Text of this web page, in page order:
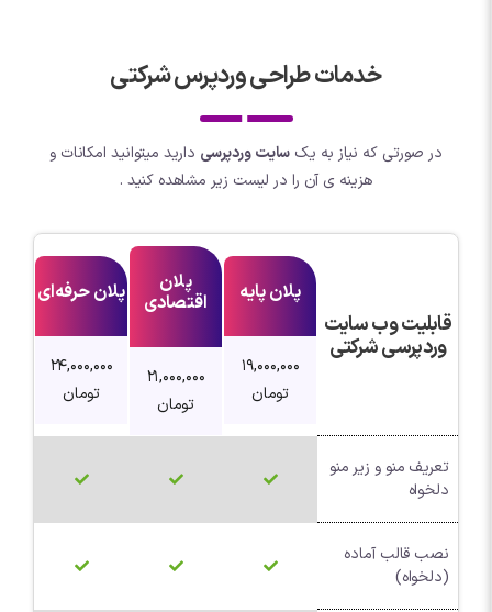
خدمات طراحی وردپرس شرکتی
در صورتی که نیاز به یک سایت وردپرسی دارید میتوانید امکانات و
هزینه ی آن را در لیست زیر مشاهده کنید .
قابلیت وب سایت
وردپرسی شرکتی
پلان پایه
19,000,000
تومان
پلان
اقتصادی
21,000,000
تومان
پلان حرفه‌ای
24,000,000
تومان
تعریف منو و زیر منو
دلخواه
نصب قالب آماده
(دلخواه)